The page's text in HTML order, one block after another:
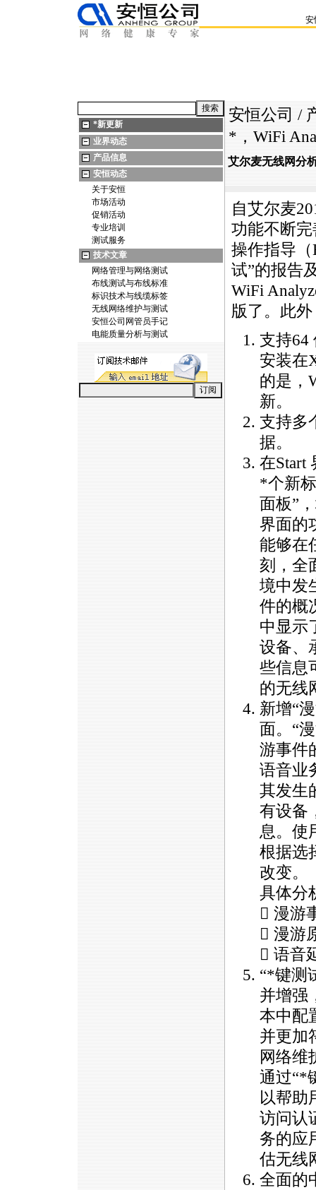
安
*新更新
业界动态
产品信息
安恒动态
关于安恒
市场活动
促销活动
专业培训
测试服务
技术文章
网络管理与网络测试
布线测试与布线标准
标识技术与线缆标签
无线网络维护与测试
安恒公司网管员手记
电能质量分析与测试
安恒公司 /
* ，WiFi
艾尔麦无线网分
自艾尔麦
功能不断
操作指导
试”的报告
WiFi
版了。此
支持64
安装在
的是，
新。
支持多
据。
在Start
*个新
面板”
界面的
能够在
刻，全
境中发
件的概
中显示
设备、
些信息
的无线
新增“
面。“
游事件
语音业
其发生
有设备
息。使
根据选
改变。
具体分
 漫游
 漫游
 语音
“*键测
并增强
本中配
并更加
网络维
通过“*
以帮助
访问认
务的应
估无线
全面的